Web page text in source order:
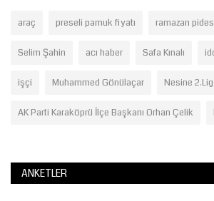
araç preseli pamuk fiyatı ramazan
Selim Şahin acı haber Safa Kınalı
işçi Muhammed Gönülaçar Nesine 2.Lig
AK Parti Karaköprü İlçe Başkanı Orhan Çelik
ANKETLER